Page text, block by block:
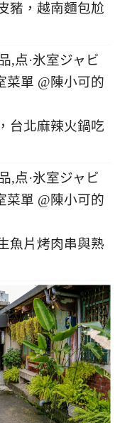
豬，越南麵包尬
台北麻辣火鍋吃
魚片烤肉串與熟